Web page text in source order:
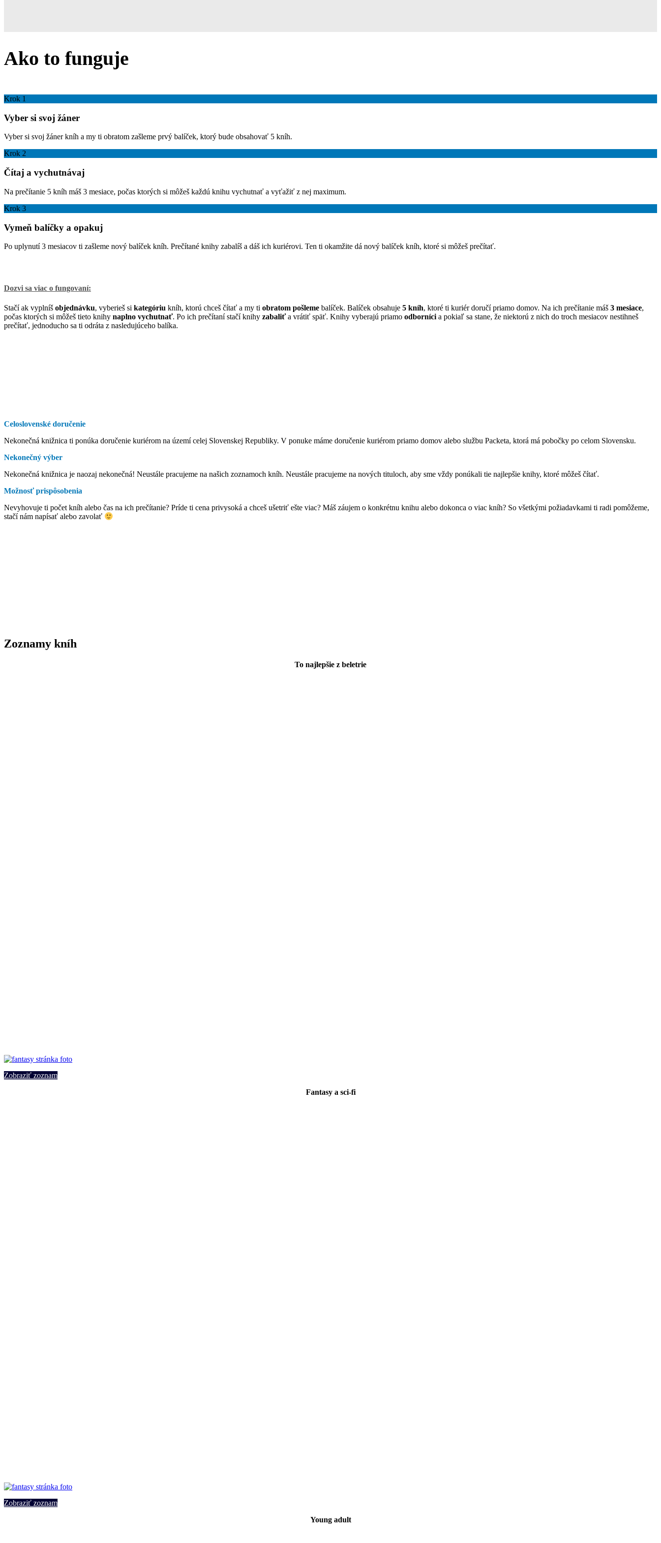
Ako to funguje
Krok 1
Vyber si svoj žáner
Vyber si svoj žáner kníh a my ti obratom zašleme prvý balíček, ktorý bude obsahovať 5 kníh.
Krok 2
Čítaj a vychutnávaj
Na prečítanie 5 kníh máš 3 mesiace, počas ktorých si môžeš každú knihu vychutnať a vyťažiť z nej maximum.
Krok 3
Vymeň balíčky a opakuj
Po uplynutí 3 mesiacov ti zašleme nový balíček kníh. Prečítané knihy zabalíš a dáš ich kuriérovi. Ten ti okamžite dá nový balíček kníh, ktoré si môžeš prečítať.
Dozvi sa viac o fungovaní:
Stačí ak vyplníš objednávku, vyberieš si kategóriu kníh, ktorú chceš čítať a my ti obratom pošleme balíček. Balíček obsahuje 5 kníh, ktoré ti kuriér doručí priamo domov. Na ich prečítanie máš 3 mesiace,
počas ktorých si môžeš tieto knihy naplno vychutnať. Po ich prečítaní stačí knihy zabaliťa vrátiť späť. Knihy vyberajú priamo odborníci a pokiaľ sa stane, že niektorú z nich do troch mesiacov nestihneš
prečítať, jednoducho sa ti odráta z nasledujúceho balíka.
Celoslovenské doručenie
Nekonečná knižnica ti ponúka doručenie kuriérom na území celej Slovenskej Republiky. V ponuke máme doručenie kuriérom priamo domov alebo službu Packeta, ktorá má pobočky po celom Slovensku.
Nekonečný výber
Nekonečná knižnica je naozaj nekonečná! Neustále pracujeme na našich zoznamoch kníh. Neustále pracujeme na nových tituloch, aby sme vždy ponúkali tie najlepšie knihy, ktoré môžeš čítať.
Možnosť prispôsobenia
Nevyhovuje ti počet kníh alebo čas na ich prečítanie? Príde ti cena privysoká a chceš ušetriť ešte viac? Máš záujem o konkrétnu knihu alebo dokonca o viac kníh? So všetkými požiadavkami ti radi pomôžeme,
stačí nám napísať alebo zavolať
Zoznamy kníh
To najlepšie z beletrie
Zobraziť zoznam
Fantasy a sci-fi
Zobraziť zoznam
Young adult